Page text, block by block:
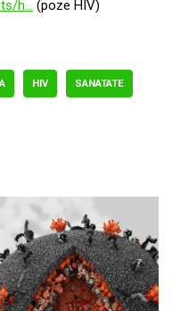
h… (poze HIV)
HIV SANATATE